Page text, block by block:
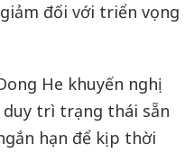
đối với triển vọng
He khuyến nghị
duy trì trạng thái sẵn
hạn để kịp thời